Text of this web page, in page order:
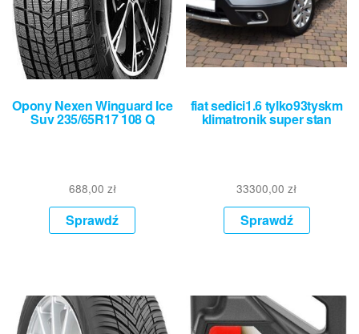
Opony Nexen Winguard Ice
Suv 235/65R17 108 Q
688,00 zł
Sprawdź
fiat sedici1.6 tylko93tyskm
klimatronik super stan
33300,00zł
Sprawdź